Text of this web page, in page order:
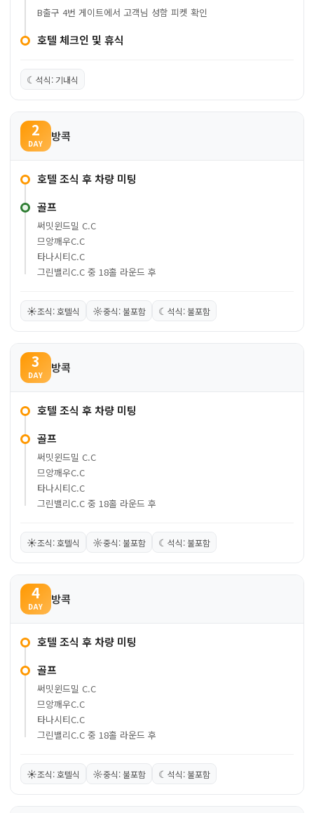
B출구 4번 게이트에서 고객님 성함 피켓 확인
호텔 체크인 및 휴식
☾ 석식: 기내식
2
DAY
방콕
호텔 조식 후 차량 미팅
골프
써밋윈드밀 C.C
므앙깨우C.C
타나시티C.C
그린밸리C.C 중 18홀 라운드 후
☀조식: 호텔식 ☼중식: 불포함 ☾ 석식: 불포함
3
DAY
방콕
호텔 조식 후 차량 미팅
골프
써밋윈드밀 C.C
므앙깨우C.C
타나시티C.C
그린밸리C.C 중 18홀 라운드 후
☀조식: 호텔식 ☼중식: 불포함 ☾ 석식: 불포함
4
DAY
방콕
호텔 조식 후 차량 미팅
골프
써밋윈드밀 C.C
므앙깨우C.C
타나시티C.C
그린밸리C.C 중 18홀 라운드 후
☀조식: 호텔식 ☼중식: 불포함 ☾ 석식: 불포함